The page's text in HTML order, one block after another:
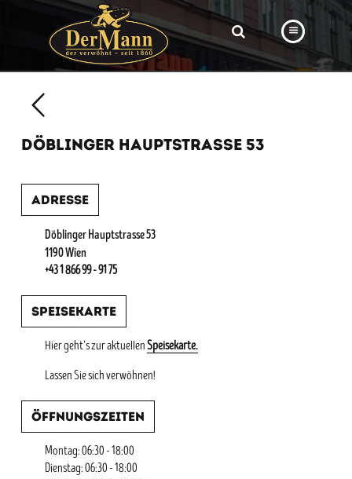
BÄCKEREI
DÖBLINGER HAUPTSTRASSE 53
Adresse
Döblinger Hauptstrasse 53
1190 Wien
+43 1 866 99 - 91 75
Speisekarte
Hier geht’s zur aktuellenSpeisekarte.
Lassen Sie sich verwöhnen!
Öffnungszeiten
Montag: 06:30 - 18:00
Dienstag: 06:30 - 18:00